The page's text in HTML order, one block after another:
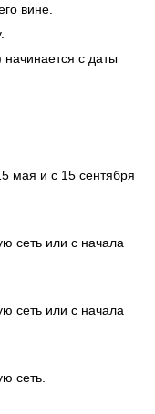
вине.
начинается с даты
мая и с 15 сентября
сеть или с начала
сеть или с начала
сеть.